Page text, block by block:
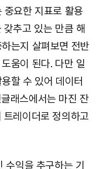
중요한 지표로 활용
추고 있는 만큼 해
는지 살펴보면 전반
움이 된다. 다만 일
할 수 있어 데이터
래스에서는 마진 잔
레이더로 정의하고
익을 추구하는 기